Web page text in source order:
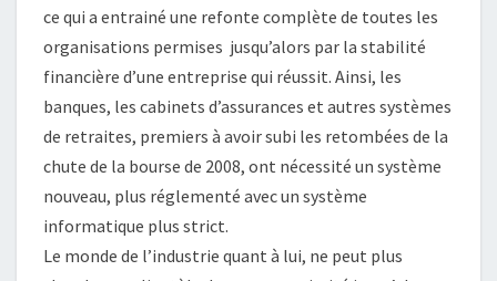
ce qui a entrainé une refonte complète de toutes les
organisations permises jusqu’alors par la stabilité
financière d’une entreprise qui réussit. Ainsi, les
banques, les cabinets d’assurances et autres systèmes
de retraites, premiers à avoir subi les retombées de la
chute de la bourse de 2008, ont nécessité un système
nouveau, plus réglementé avec un système
informatique plus strict.
Le monde de l’industrie quant à lui, ne peut plus